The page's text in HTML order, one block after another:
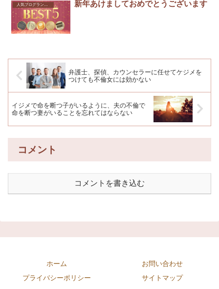
新年あけましておめでとうございます
弁護士、探偵、カウンセラーに任せてケジメを
つけても不倫女には効かない
イジメで命を断つ子がいるように、夫の不倫で
命を断つ妻がいることを忘れてはならない
コメント
コメントを書き込む
ホーム
お問い合わせ
プライバシーポリシー
サイトマップ